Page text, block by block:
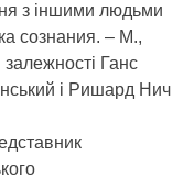
з іншими людьми
сознания. – М.,
Ганс
і Ришард Нич